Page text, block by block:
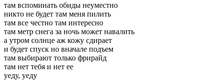
там вспоминать обиды неуместно
никто не будет там меня пилить
там все честно там интересно
там метр снега за ночь может навалить
а утром солнце аж кожу сдирает
и будет спуск но вначале подъем
там выбирают только фрирайд
там нет тебя и нет ее
уеду, уеду